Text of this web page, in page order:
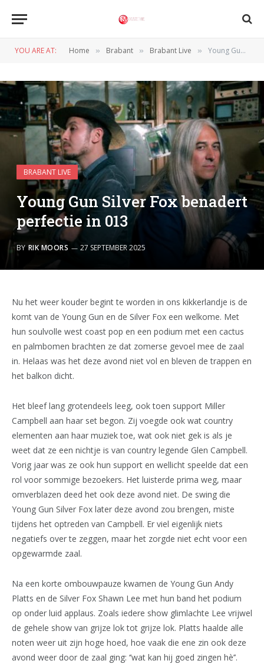
YOU ARE AT: Home » Brabant » Brabant Live » Young Gun Silver Fox benadert perfectie in 013
BRABANT LIVE
Young Gun Silver Fox benadert
perfectie in 013
BY RIK MOORS 27 SEPTEMBER 2025
Nu het weer kouder begint te worden in ons kikkerlandje is de
komt van de Young Gun en de Silver Fox een welkome. Met
hun soulvolle west coast pop en een podium met een cactus
en palmbomen brachten ze dat zomerse gevoel mee de zaal
in. Helaas was het deze avond niet vol en bleven de trappen en
het balkon dicht.
Het bleef lang grotendeels leeg, ook toen support Miller
Campbell aan haar set begon. Zij voegde ook wat country
elementen aan haar muziek toe, wat ook niet gek is als je
weet dat ze een nichtje is van country legende Glen Campbell.
Vorig jaar was ze ook hun support en wellicht speelde dat een
rol voor sommige bezoekers. Het luisterde prima weg, maar
omverblazen deed het ook deze avond niet. De swing die
Young Gun Silver Fox later deze avond zou brengen, miste
tijdens het optreden van Campbell. Er viel eigenlijk niets
negatiefs over te zeggen, maar het zorgde niet echt voor een
opgewarmde zaal.
Na een korte ombouwpauze kwamen de Young Gun Andy
Platts en de Silver Fox Shawn Lee met hun band het podium
op onder luid applaus. Zoals iedere show glimlachte Lee vrijwel
de gehele show van grijze lok tot grijze lok. Platts haalde alle
noten weer uit zijn hoge hoed, hoe vaak die ene zin ook deze
avond weer door de zaal ging: ‘’wat kan hij goed zingen hè’’.